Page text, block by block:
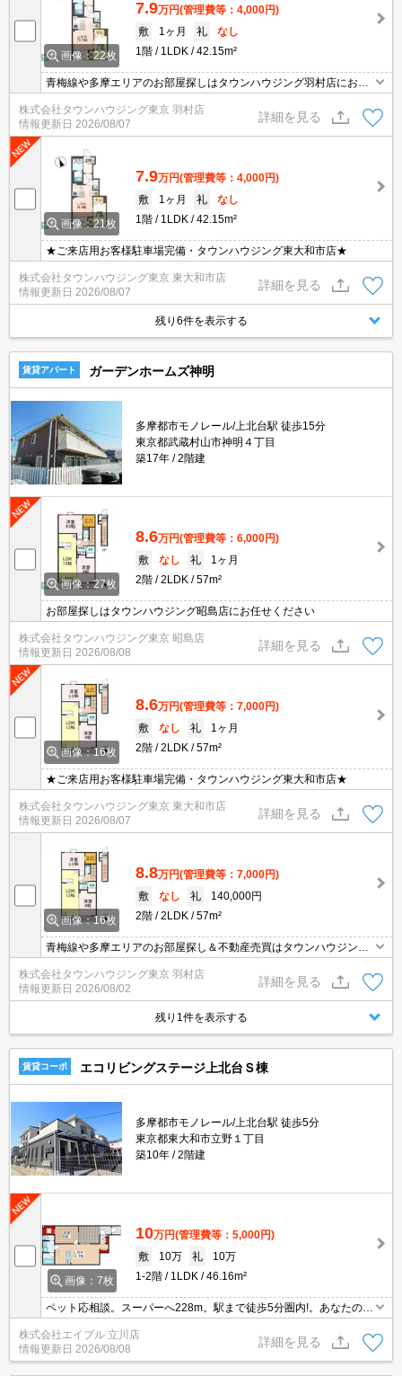
画像：22枚
7.9万円(管理費等：4,000円)
敷
1ヶ月 礼
なし
1階
1LDK 42.15m²
青梅線や多摩エリアのお部屋探しはタウンハウジング羽村店にお任
せを！ご来店時無料駐車場ご用意あります！
株式会社タウンハウジング東京 羽村店
情報更新日 2026/08/07
詳細を見る
画像：21枚
7.9万円(管理費等：4,000円)
敷
1ヶ月 礼
なし
1階
1LDK 42.15m²
★ご来店用お客様駐車場完備・タウンハウジング東大和市店★
株式会社タウンハウジング東京 東大和市店
情報更新日 2026/08/07
詳細を見る
残り6件を表示する
賃貸アパート ガーデンホームズ神明
多摩都市モノレール/上北台駅 徒歩15分
東京都武蔵村山市神明４丁目
築17年
2階建
画像：27枚
8.6万円(管理費等：6,000円)
敷
なし 礼
1ヶ月
2階
2LDK 57m²
お部屋探しはタウンハウジング昭島店にお任せください
株式会社タウンハウジング東京 昭島店
情報更新日 2026/08/08
詳細を見る
画像：16枚
8.6万円(管理費等：7,000円)
敷
なし 礼
1ヶ月
2階
2LDK 57m²
★ご来店用お客様駐車場完備・タウンハウジング東大和市店★
株式会社タウンハウジング東京 東大和市店
情報更新日 2026/08/07
詳細を見る
画像：16枚
8.8万円(管理費等：7,000円)
敷
なし 礼
140,000円
2階
2LDK 57m²
青梅線や多摩エリアのお部屋探し＆不動産売買はタウンハウジング
羽村店にお任せを！ご来店時無料駐車場ご用意あります！
株式会社タウンハウジング東京 羽村店
情報更新日 2026/08/02
詳細を見る
残り1件を表示する
賃貸コーポ エコリビングステージ上北台Ｓ棟
多摩都市モノレール/上北台駅 徒歩5分
東京都東大和市立野１丁目
築10年
2階建
画像：7枚
10万円(管理費等：5,000円)
敷
10万 礼
10万
1-2階
1LDK 46.16m²
ペット応相談。スーパーへ228m。駅まで徒歩5分圏内!。あなたの新
生活応援します！。住環境、あなたの目でお確かめください。最新
の空室状況はお気軽にお問い合わせ下さい。仲介手数料家賃の0.55
ヵ月分。
株式会社エイブル 立川店
情報更新日 2026/08/08
詳細を見る